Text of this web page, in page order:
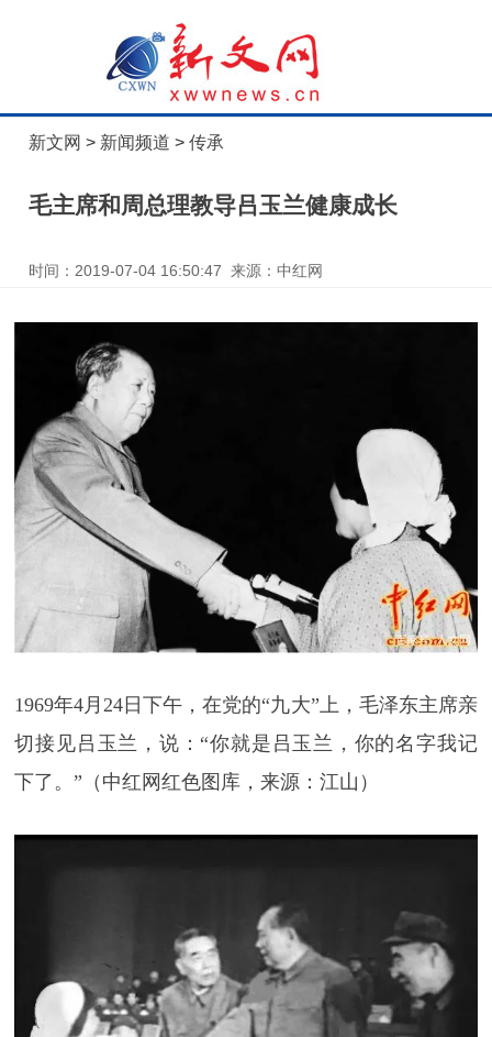
新文网 > 新闻频道 >传承
毛主席和周总理教导吕玉兰健康成长
时间：2019-07-04 16:50:47 来源：中红网
1969年4月24日下午，在党的“九大”上，毛泽东主席亲
切接见吕玉兰，说：“你就是吕玉兰，你的名字我记
下了。”（中红网红色图库，来源：江山）